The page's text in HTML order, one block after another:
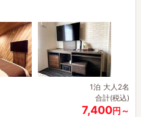
1泊 大人2名
合計(税込)
7,400円～